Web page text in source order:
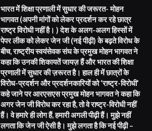
भारत में शिक्षा प्रणाली में सुधार की जरूरत- मोहन
भागवत (अपनी मांगों को लेकर प्रदर्शन कर रहे छात्र
राष्ट्र विरोधी नहीं है। ) देश के अलग-अलग हिस्सों में
पेपर लीक को लेकर जेन जी (नई पीढ़ी) के बढ़ते विरोध के
बीच, राष्ट्रीय स्वयंसेवक संघ के प्रमुख मोहन भागवत ने
कहा कि उनकी शिकायतें जायज़ हैं और भारत की शिक्षा
प्रणाली में सुधार की ज़रूरत है। हाल ही में छात्रों के
विरोध-प्रदर्शन और प्रदर्शनकारियों को ‘राष्ट्र-विरोधी’
कहे जाने पर आरएसएस प्रमुख मोहन भागवत ने कहा कि
अगर जेन जी विरोध कर रहा है, तो वे राष्ट्र-विरोधी नहीं
हैं। वे हमारे ही लोग हैं, हमारी अगली पीढ़ी हैं। मुझे नहीं
लगता कि जेन जी ऐसी है। मुझे लगता है कि नई पीढ़ी –